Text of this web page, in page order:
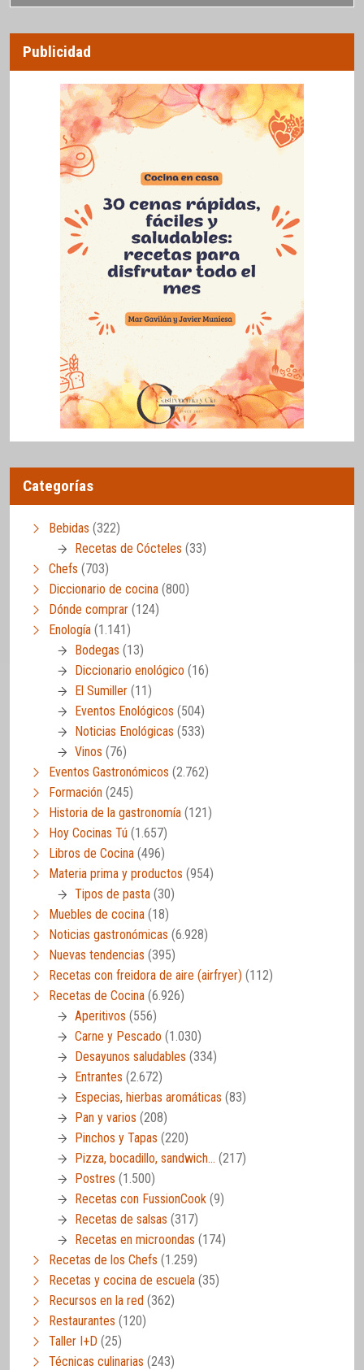
Publicidad
Categorías
Bebidas (322)
Recetas de Cócteles (33)
Chefs (703)
Diccionario de cocina (800)
Dónde comprar (124)
Enología (1.141)
Bodegas (13)
Diccionario enológico (16)
El Sumiller (11)
Eventos Enológicos (504)
Noticias Enológicas (533)
Vinos (76)
Eventos Gastronómicos (2.762)
Formación (245)
Historia de la gastronomía (121)
Hoy Cocinas Tú (1.657)
Libros de Cocina (496)
Materia prima y productos (954)
Tipos de pasta (30)
Muebles de cocina (18)
Noticias gastronómicas (6.928)
Nuevas tendencias (395)
Recetas con freidora de aire (airfryer) (112)
Recetas de Cocina (6.926)
Aperitivos (556)
Carne y Pescado (1.030)
Desayunos saludables (334)
Entrantes (2.672)
Especias, hierbas aromáticas (83)
Pan y varios (208)
Pinchos y Tapas (220)
Pizza, bocadillo, sandwich… (217)
Postres (1.500)
Recetas con FussionCook (9)
Recetas de salsas (317)
Recetas en microondas (174)
Recetas de los Chefs (1.259)
Recetas y cocina de escuela (35)
Recursos en la red (362)
Restaurantes (120)
Taller I+D (25)
Técnicas culinarias (243)